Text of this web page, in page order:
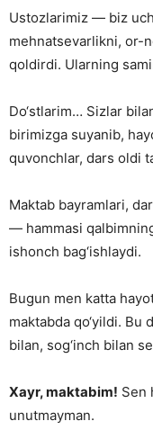
Ustozlarimiz — biz
mehnatsevarlikni, or-
qoldirdi. Ularning
Do‘stlarim… Sizlar
birimizga suyanib,
quvonchlar, dars oldi
Maktab bayramlari,
— hammasi
ishonch bag‘ishlaydi.
Bugun men katta
maktabda qo‘yildi.
bilan, sog‘inch bilan
Xayr, maktabim! Sen
unutmayman.